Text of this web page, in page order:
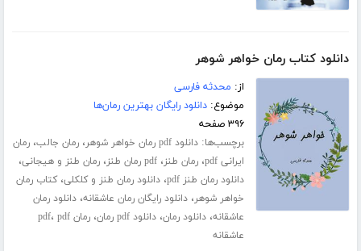
دانلود کتاب رمان خواهر شوهر
از: محدثه فارسی
موضوع:دانلود رایگان بهترین رمان‌ها
۳۹۶ صفحه
برچسب‌ها:دانلود pdf رمان خواهر شوهر ،رمان جالب،رمان
ایرانی pdf
،رمان طنز،pdf رمان طنز ،رمان طنز و هیجانی،
دانلود رمان طنز pdf ،دانلود رمان طنز و کلکلی،کتاب رمان
خواهر شوهر،دانلود رایگان رمان عاشقانه،دانلود رمان
عاشقانه،دانلود رمان،دانلود pdf رمان ،رمان pdf ، pdf
عاشقانه